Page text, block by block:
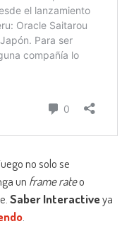
no solo se
un frame rateo
Saber Interactiveya
.